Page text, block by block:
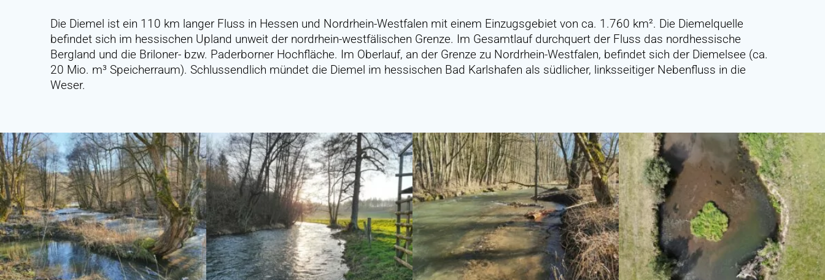
Die Diemel ist ein 110 km langer Fluss in Hessen und Nordrhein-Westfalen mit einem Einzugsgebiet von ca. 1.760 km². Die Diemelquelle
befindet sich im hessischen Upland unweit der nordrhein-westfälischen Grenze. Im Gesamtlauf durchquert der Fluss das nordhessische
Bergland und die Briloner- bzw. Paderborner Hochfläche. Im Oberlauf, an der Grenze zu Nordrhein-Westfalen, befindet sich der Diemelsee (ca.
20 Mio. m³ Speicherraum). Schlussendlich mündet die Diemel im hessischen Bad Karlshafen als südlicher, linksseitiger Nebenfluss in die
Weser.